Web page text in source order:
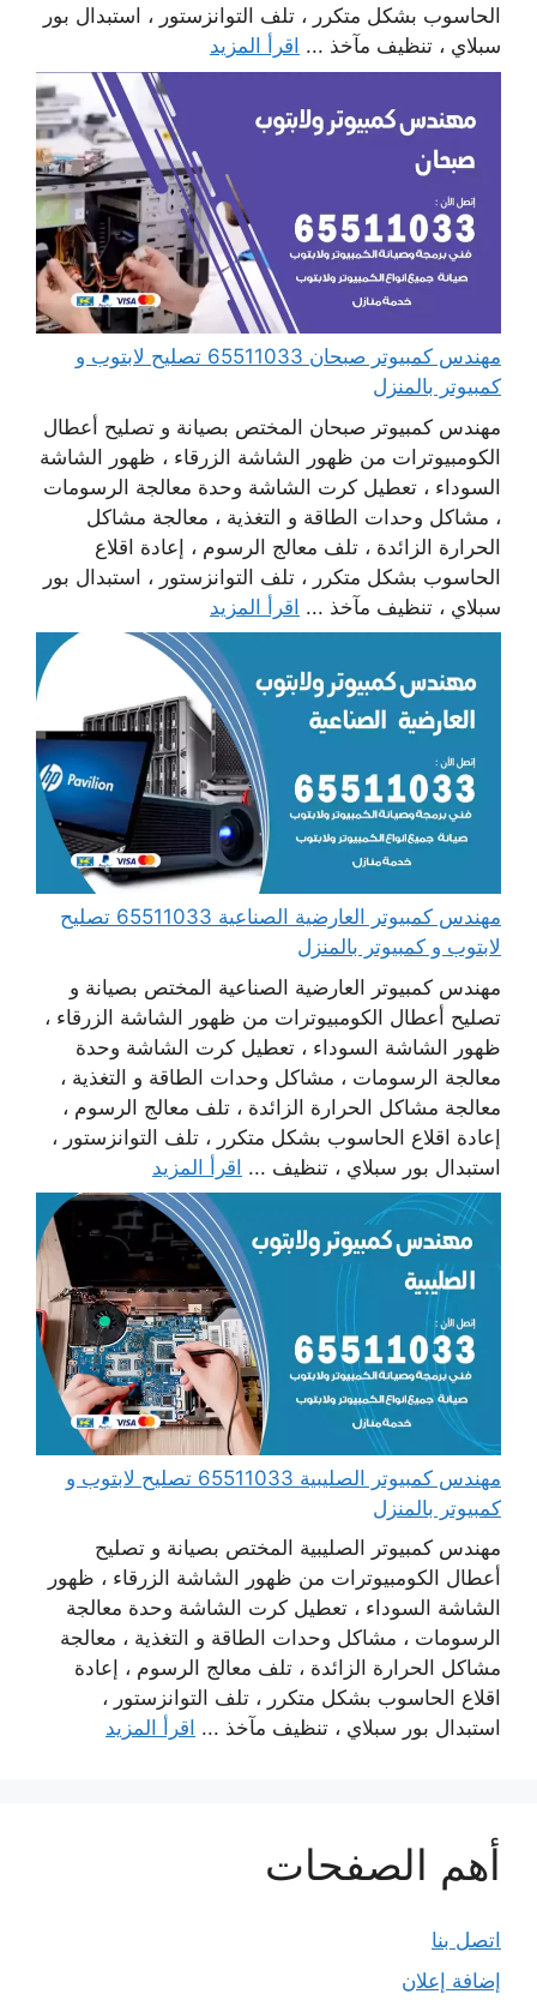
الحاسوب بشكل متكرر ، تلف التوانزستور ، استبدال بور
سبلاي ، تنظيف مآخذ ... اقرأ المزيد
مهندس كمبيوتر صبحان 65511033 تصليح لابتوب و
كمبيوتر بالمنزل
مهندس كمبيوتر صبحان المختص بصيانة و تصليح أعطال
الكومبيوترات من ظهور الشاشة الزرقاء ، ظهور الشاشة
السوداء ، تعطيل كرت الشاشة وحدة معالجة الرسومات
، مشاكل وحدات الطاقة و التغذية ، معالجة مشاكل
الحرارة الزائدة ، تلف معالج الرسوم ، إعادة اقلاع
الحاسوب بشكل متكرر ، تلف التوانزستور ، استبدال بور
سبلاي ، تنظيف مآخذ ... اقرأ المزيد
مهندس كمبيوتر العارضية الصناعية 65511033 تصليح
لابتوب و كمبيوتر بالمنزل
مهندس كمبيوتر العارضية الصناعية المختص بصيانة و
تصليح أعطال الكومبيوترات من ظهور الشاشة الزرقاء ،
ظهور الشاشة السوداء ، تعطيل كرت الشاشة وحدة
معالجة الرسومات ، مشاكل وحدات الطاقة و التغذية ،
معالجة مشاكل الحرارة الزائدة ، تلف معالج الرسوم ،
إعادة اقلاع الحاسوب بشكل متكرر ، تلف التوانزستور ،
استبدال بور سبلاي ، تنظيف ... اقرأ المزيد
مهندس كمبيوتر الصليبية 65511033 تصليح لابتوب و
كمبيوتر بالمنزل
مهندس كمبيوتر الصليبية المختص بصيانة و تصليح
أعطال الكومبيوترات من ظهور الشاشة الزرقاء ، ظهور
الشاشة السوداء ، تعطيل كرت الشاشة وحدة معالجة
الرسومات ، مشاكل وحدات الطاقة و التغذية ، معالجة
مشاكل الحرارة الزائدة ، تلف معالج الرسوم ، إعادة
اقلاع الحاسوب بشكل متكرر ، تلف التوانزستور ،
استبدال بور سبلاي ، تنظيف مآخذ ... اقرأ المزيد
أهم الصفحات
اتصل بنا
إضافة إعلان